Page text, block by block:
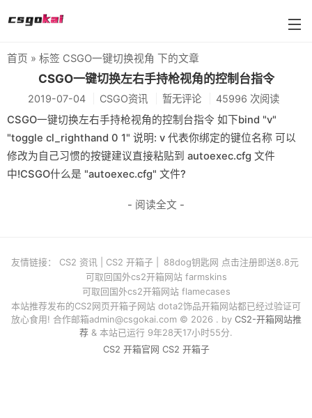
farmskins
88dog
flamecases
88hash-jp
首页 » 标签 CSGO一键切换视角 下的文章
CSGO一键切换左右手持枪视角的控制台指令
2019-07-04 CSGO资讯 暂无评论 45996 次阅读
CSGO一键切换左右手持枪视角的控制台指令 如下bind "v"
"toggle cl_righthand 0 1" 说明: v 代表你绑定的键位名称 可以
修改为自己习惯的按键建议直接粘贴到 autoexec.cfg 文件
中!CSGO什么是 "autoexec.cfg" 文件?
- 阅读全文 -
友情链接： CS2 资讯 CS2 开箱子
88dog钥匙网 点击注册即送8.8元
可取回国外cs2开箱网站 farmskins
可取回国外cs2开箱网站 flamecases
本站推荐发布的CS2网页开箱子网站 dota2饰品开箱网站都已经过验证可
放心食用! 合作邮箱admin@csgokai.com© 2026 . by CS2-开箱网站推
荐 & 本站已运行 9年28天17小时55分.
CS2 开箱官网 CS2 开箱子